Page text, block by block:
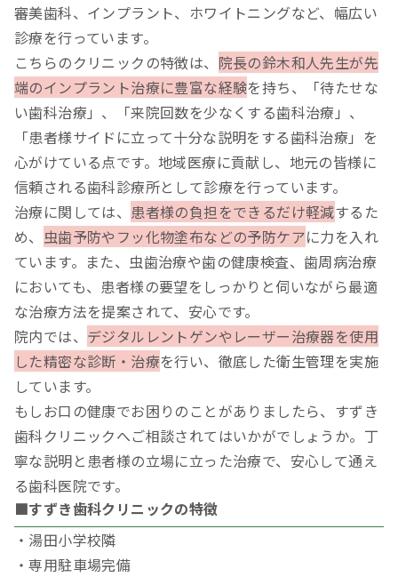
審美歯科、インプラント、ホワイトニングなど、幅広い
診療を行っています。
こちらのクリニックの特徴は、 院長の鈴木和人先生が先
端のインプラント治療に豊富な経験を持ち、「待たせな
い歯科治療」、「来院回数を少なくする歯科治療」、
「患者様サイドに立って十分な説明をする歯科治療」を
心がけている点です。地域医療に貢献し、地元の皆様に
信頼される歯科診療所として診療を行っています。
治療に関しては、 患者様の負担をできるだけ軽減するた
め、 虫歯予防やフッ化物塗布などの予防ケアに力を入れ
ています。また、虫歯治療や歯の健康検査、歯周病治療
においても、患者様の要望をしっかりと伺いながら最適
な治療方法を提案されて、安心です。
院内では、 デジタルレントゲンやレーザー治療器を使用
した精密な診断・治療を行い、徹底した衛生管理を実施
しています。
もしお口の健康でお困りのことがありましたら、すずき
歯科クリニックへご相談されてはいかがでしょうか。丁
寧な説明と患者様の立場に立った治療で、安心して通え
る歯科医院です。
■すずき歯科クリニックの特徴
・湯田小学校隣
・専用駐車場完備